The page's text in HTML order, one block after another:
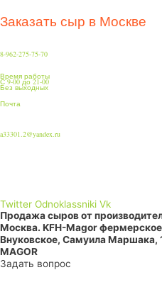
Заказать сыр в Москве
8-962-275-75-70
Время работы
С 9-00 до 21-00
Без выходных
Почта
a33301.2@yandex.ru
Twitter Odnoklassniki Vk
Продажа сыров от
Москва. KFH-Magor
Внуковское, Самуила Маршака,
MAGOR
Задать вопрос